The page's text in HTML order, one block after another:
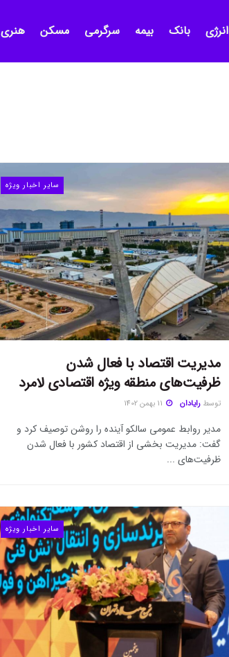
انرژی بانک بیمه سرگرمی مسکن هنری
سایر اخبار ویژه
مدیریت اقتصاد با فعال شدن
ظرفیت‌های منطقه ویژه اقتصادی لامرد
توسط رایادان
مدیر روابط عمومی سالکو آینده را روشن توصیف کرد و
گفت: مدیریت بخشی از اقتصاد کشور با فعال شدن
ظرفیت‌های ...
سایر اخبار ویژه